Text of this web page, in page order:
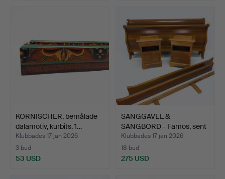
KORNISCHER, bemålade
dalamotiv, kurbits. 1…
Klubbades 17 jan 2026
3 bud
53 USD
SÄNGGAVEL &
SÄNGBORD - Famos, sent
1900-ta…
Klubbades 17 jan 2026
18 bud
275 USD